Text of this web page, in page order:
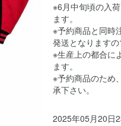
※6月中旬頃の入
ます。
※予約商品と同時
発送となりますの
※生産上の都合に
ます。
※予約商品のため
承下さい。
2025年05月20日